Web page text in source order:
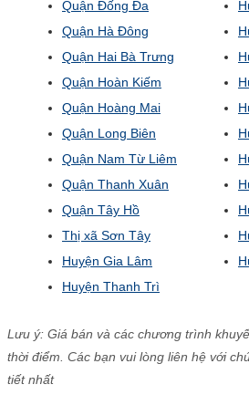
Quận Đống Đa
Quận Hà Đông
Quận Hai Bà Trưng
Quận Hoàn Kiếm
Quận Hoàng Mai
Quận Long Biên
Quận Nam Từ Liêm
Quận Thanh Xuân
Quận Tây Hồ
Thị xã Sơn Tây
Huyện Gia Lâm
Huyện Thanh Trì
Lưu ý: Giá bán và các chương trình
thời điểm. Các bạn vui lòng liên hệ với
tiết nhất